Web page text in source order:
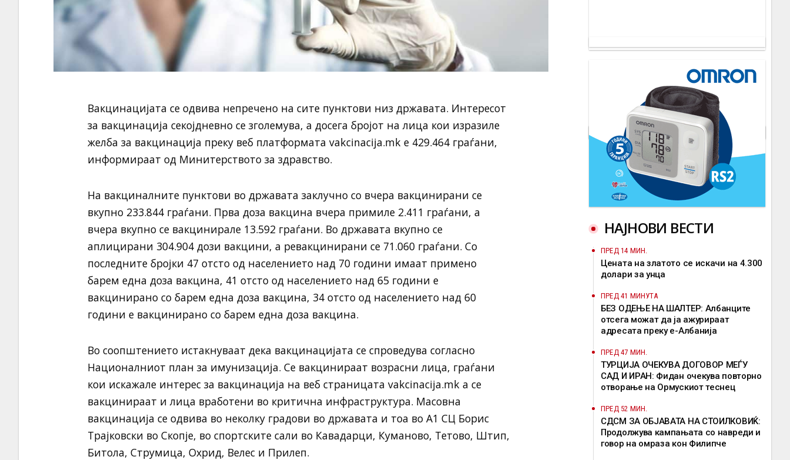
Вакцинацијата се одвива непречено на сите пунктови низ државата. Интересот
за вакцинација секојдневно се зголемува, а досега бројот на лица кои изразиле
желба за вакцинација преку веб платформата vakcinacija.mk е 429.464 граѓани,
информираат од Минитерството за здравство.
На вакциналните пунктови во државата заклучно со вчера вакцинирани се
вкупно 233.844 граѓани. Прва доза вакцина вчера примиле 2.411 граѓани, а
вчера вкупно се вакцинирале 13.592 граѓани. Во државата вкупно се
аплицирани 304.904 дози вакцини, а ревакцинирани се 71.060 граѓани. Со
последните бројки 47 отсто од населението над 70 години имаат примено
барем една доза вакцина, 41 отсто од населението над 65 години е
вакцинирано со барем една доза вакцина, 34 отсто од населението над 60
години е вакцинирано со барем една доза вакцина.
Во соопштението истакнуваат дека вакцинацијата се спроведува согласно
Националниот план за имунизација. Се вакцинираат возрасни лица, граѓани
кои искажале интерес за вакцинација на веб страницата vakcinacija.mk а се
вакцинираат и лица вработени во критична инфраструктура. Масовна
вакцинација се одвива во неколку градови во државата и тоа во А1 СЦ Борис
Трајковски во Скопје, во спортските сали во Кавадарци, Куманово, Тетово, Штип,
Битола, Струмица, Охрид, Велес и Прилеп.
НАЈНОВИ ВЕСТИ
ПРЕД 14 МИН.
Цената на златото се искачи на 4.300
долари за унца
ПРЕД 41 МИНУТА
БЕЗ ОДЕЊЕ НА ШАЛТЕР: Албанците
отсега можат да ја ажурираат
адресата преку е-Албанија
ПРЕД 47 МИН.
ТУРЦИЈА ОЧЕКУВА ДОГОВОР МЕЃУ
САД И ИРАН: Фидан очекува повторно
отворање на Ормускиот теснец
ПРЕД 52 МИН.
СДСМ ЗА ОБЈАВАТА НА СТОИЛКОВИЌ:
Продолжува кампањата со навреди и
говор на омраза кон Филипче